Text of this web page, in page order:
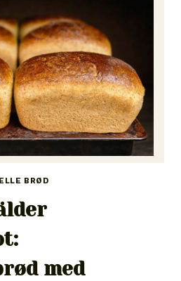
BRØD
med